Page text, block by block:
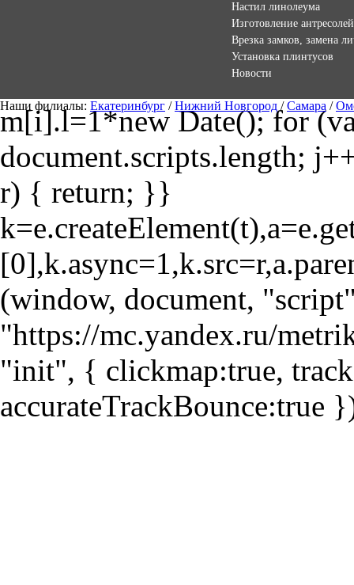
Настил линолеума
Изготовление антресолей
Врезка замков, замена
Установка плинтусов
Новости
Наши филиалы: Екатеринбург /Нижний Новгород /Самара /
m[i].l=1*new Date(); for
document.scripts.length;
r) { return; }}
(window, document,
"https://mc.yandex.ru/
"init", { clickmap:true,
accurateTrackBounce:true